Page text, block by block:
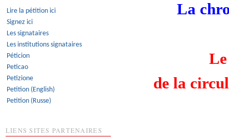
La
de la
Lire la pétition ici
Signez ici
Les signataires
Les institutions signataires
Péticion
Peticao
Petizione
Petition (English)
Petition (Russe)
LIENS SITES PARTENAIRES